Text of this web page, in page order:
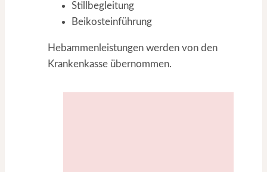
Stillbegleitung
Beikosteinführung
Hebammenleistungen werden von den
Krankenkasse übernommen.